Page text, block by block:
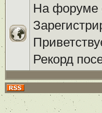
На форуме
Рекорд